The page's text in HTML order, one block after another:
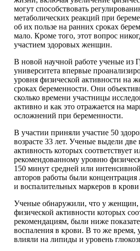
могут способствовать
метаболических реакций при
об их пользе на ранних сроках
мало. Кроме того, этот вопрос
участием здоровых женщин.
В новой научной работе ученые из
университета впервые
уровня физической активности на
сроках беременности. Они
сколько времени участницы
активно и как это отражается на
осложнений при беременности.
В участии приняли участие 50
возрасте 33 лет. Ученые выдели
активность которых соответствует
рекомендованному уровню
150 минут средней или
авторов работы были концентрация
и воспалительных маркеров в
Ученые обнаружили, что у женщин,
физической активности которых
рекомендациям, были ниже
воспаления в крови. В то же время,
влияли на липиды и уровень